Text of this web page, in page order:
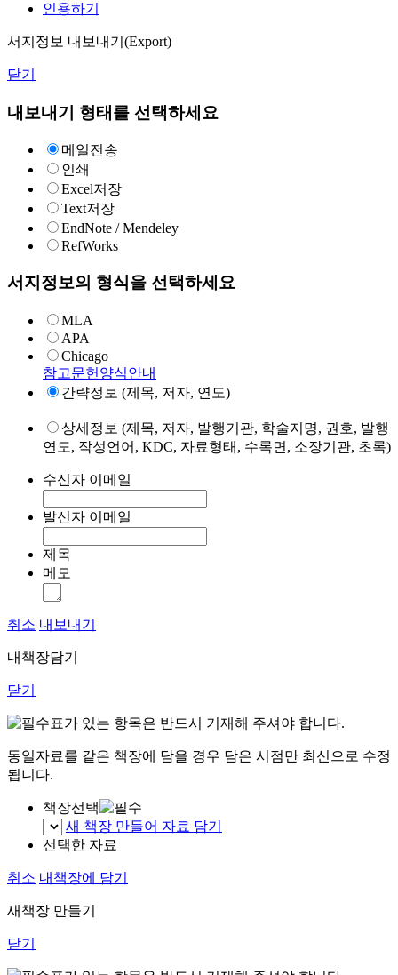
인용하기
서지정보 내보내기(Export)
닫기
내보내기 형태를 선택하세요
메일전송
인쇄
Excel저장
Text저장
EndNote / Mendeley
RefWorks
서지정보의 형식을 선택하세요
MLA
APA
Chicago
참고문헌양식안내
간략정보 (제목, 저자, 연도)
상세정보 (제목, 저자, 발행기관, 학술지명, 권호, 발행
연도, 작성언어, KDC, 자료형태, 수록면, 소장기관, 초록)
수신자 이메일
발신자 이메일
제목
메모
취소 내보내기
내책장담기
닫기
표가 있는 항목은 반드시 기재해 주셔야 합니다.
동일자료를 같은 책장에 담을 경우 담은 시점만 최신으로 수정
됩니다.
책장선택
새 책장 만들어 자료 담기
선택한 자료
취소 내책장에 담기
새책장 만들기
닫기